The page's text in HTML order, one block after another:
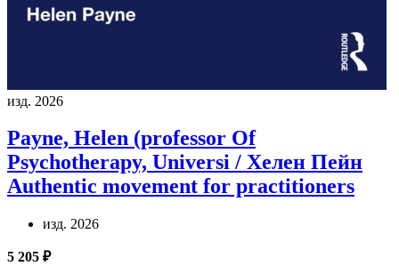
изд. 2026
Payne, Helen (professor Of
Psychotherapy, Universi / Хелен Пейн
Authentic movement for practitioners
изд. 2026
5 205 ₽